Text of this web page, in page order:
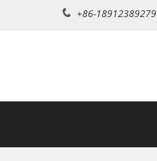
+86-18912389279